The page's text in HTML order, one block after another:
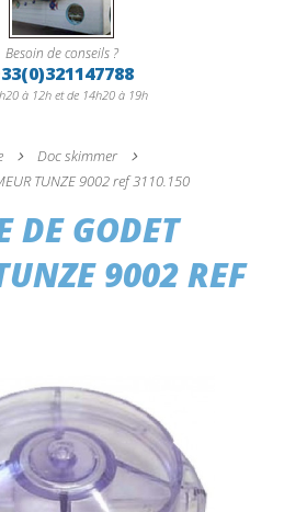
Besoin de conseils ?
à 12h et de 14h20 à 19h
Doc skimmer
TUNZE 9002 ref 3110.150
DE GODET
9002 REF